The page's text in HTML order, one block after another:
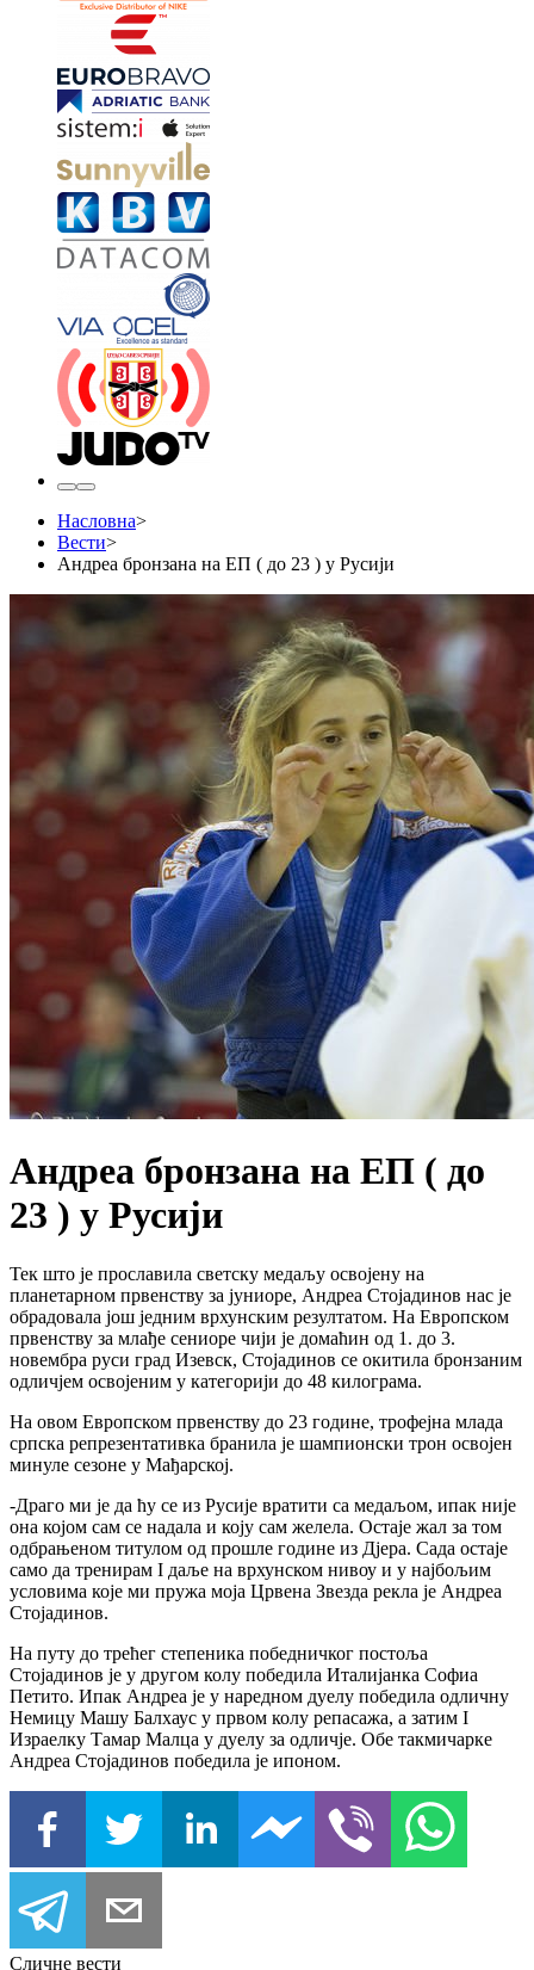
Насловна>
Вести>
Андреа бронзана на ЕП ( до 23 ) у Русији
Андреа бронзана на ЕП ( до
23 ) у Русији
Тек што је прославила светску медаљу освојену на
планетарном првенству за јуниоре, Андреа Стојадинов нас је
обрадовала још једним врхунским резултатом. На Европском
првенству за млађе сениоре чији је домаћин од 1. до 3.
новембра руси град Изевск, Стојадинов се окитила бронзаним
одличјем освојеним у категорији до 48 килограма.
На овом Европском првенству до 23 године, трофејна млада
српска репрезентативка бранила је шампионски трон освојен
минуле сезоне у Мађарској.
-Драго ми је да ћу се из Русије вратити са медаљом, ипак није
она којом сам се надала и коју сам желела. Остаје жал за том
одбрањеном титулом од прошле године из Дјера. Сада остаје
само да тренирам I даље на врхунском нивоу и у најбољим
условима које ми пружа моја Црвена Звезда рекла је Андреа
Стојадинов.
На путу до трећег степеника победничког постоља
Стојадинов је у другом колу победила Италијанка Софиа
Петито. Ипак Андреа је у наредном дуелу победила одличну
Немицу Машу Балхаус у првом колу репасажа, а затим I
Израелку Тамар Малца у дуелу за одличје. Обе такмичарке
Андреа Стојадинов победила је ипоном.
Сличне вести